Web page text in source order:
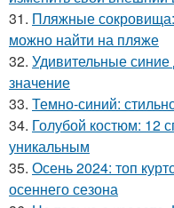
31. Пляжные
можно найти на пляже
32. Удивительные
значение
33. Темно-синий:
34. Голубой костюм: 12
уникальным
35. Осень 2024: топ
осеннего сезона